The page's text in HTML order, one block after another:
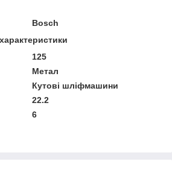
Bosch
125
Метал
Кутові шліфмашини
22.2
6